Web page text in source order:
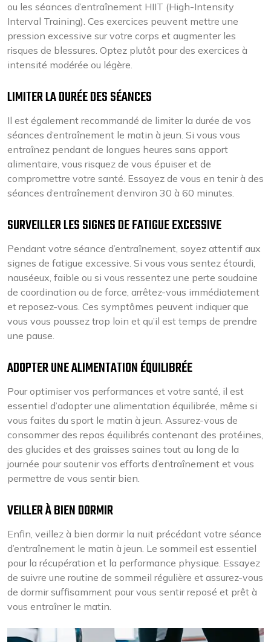
ou les séances d’entraînement HIIT (High-Intensity
Interval Training). Ces exercices peuvent mettre une
pression excessive sur votre corps et augmenter les
risques de blessures. Optez plutôt pour des exercices à
intensité modérée ou légère.
LIMITER LA DURÉE DES SÉANCES
Il est également recommandé de limiter la durée de vos
séances d’entraînement le matin à jeun. Si vous vous
entraînez pendant de longues heures sans apport
alimentaire, vous risquez de vous épuiser et de
compromettre votre santé. Essayez de vous en tenir à des
séances d’entraînement d’environ 30 à 60 minutes.
SURVEILLER LES SIGNES DE FATIGUE EXCESSIVE
Pendant votre séance d’entraînement, soyez attentif aux
signes de fatigue excessive. Si vous vous sentez étourdi,
nauséeux, faible ou si vous ressentez une perte soudaine
de coordination ou de force, arrêtez-vous immédiatement
et reposez-vous. Ces symptômes peuvent indiquer que
vous vous poussez trop loin et qu’il est temps de prendre
une pause.
ADOPTER UNE ALIMENTATION ÉQUILIBRÉE
Pour optimiser vos performances et votre santé, il est
essentiel d’adopter une alimentation équilibrée, même si
vous faites du sport le matin à jeun. Assurez-vous de
consommer des repas équilibrés contenant des protéines,
des glucides et des graisses saines tout au long de la
journée pour soutenir vos efforts d’entraînement et vous
permettre de vous sentir bien.
VEILLER À BIEN DORMIR
Enfin, veillez à bien dormir la nuit précédant votre séance
d’entraînement le matin à jeun. Le sommeil est essentiel
pour la récupération et la performance physique. Essayez
de suivre une routine de sommeil régulière et assurez-vous
de dormir suffisamment pour vous sentir reposé et prêt à
vous entraîner le matin.